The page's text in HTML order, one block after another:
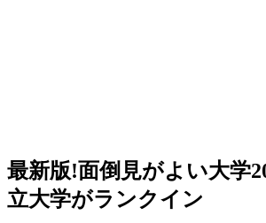
最新版!面倒見がよい大学
立大学がランクイン